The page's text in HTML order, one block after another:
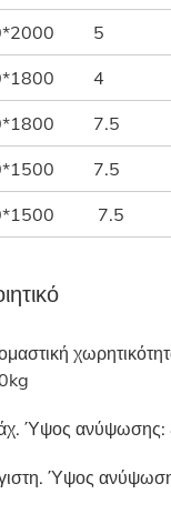
5
4
7.5
7.5
7.5
Ύψος ανύψωσης:
Ύψος